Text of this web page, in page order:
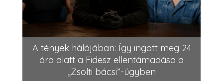
A tények hálójában: Így ingott meg 24
óra alatt a Fidesz ellentámadása a
„Zsolti bácsi”-ügyben